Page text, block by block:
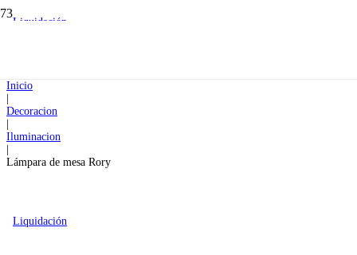
Inicio
Decoracion
Iluminacion
Lámpara de mesa Rory
Liquidación
Liquidación